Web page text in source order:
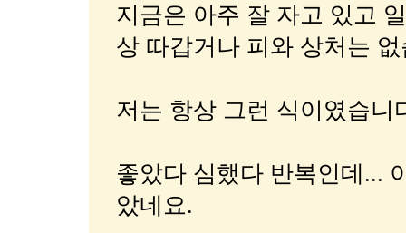
지금은 아주 잘 자고 있고
상 따갑거나 피와 상처는
저는 항상 그런 식이였습니
좋았다 심했다 반복인데...
았네요.